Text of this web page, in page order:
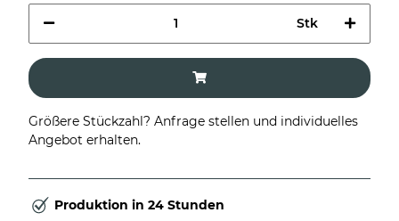
Stk
Größere Stückzahl? Anfrage stellen und individuelles
Angebot erhalten.
Produktion in 24 Stunden